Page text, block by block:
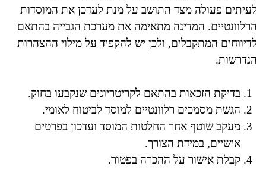
לעיתים פעולה מצד התושב על מנת לעדכן את המוסדות
הרלוונטיים. המדינה מתאימה את מערכת הגבייה בהתאם
לדיווחים המתקבלים, ולכן יש להקפיד על מילוי ההצהרות
הנדרשות.
בדיקת הזכאות בהתאם לקריטריונים שנקבעו בחוק.
הגשת מסמכים רלוונטיים למוסד לביטוח לאומי.
מעקב שוטף אחר החלטות המוסד ועדכון בפרטים
אישיים, במידת הצורך.
קבלת אישור על ההכרה בפטור.